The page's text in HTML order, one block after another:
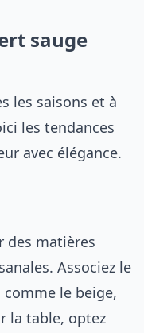
sauge
les saisons et à
les tendances
avec élégance.
des matières
Associez le
le beige,
la table, optez